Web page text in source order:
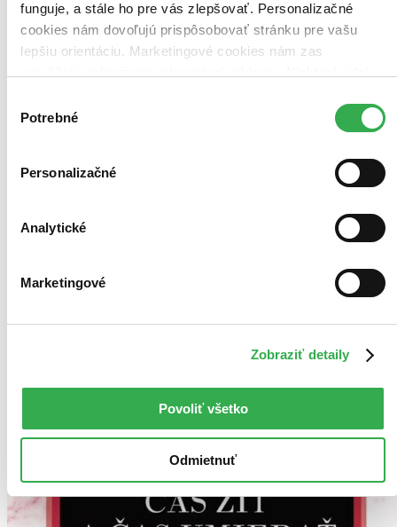
funguje, a stále ho pre vás zlepšovať. Personalizačné
cookies nám dovoľujú prispôsobovať stránku pre vašu
lepšiu orientáciu. Marketingové cookies nám zas
keby sme mohli používať všetky tieto cookies. Ďakujeme!
súhlasu
Potrebné
Personalizačné
Analytické
Marketingové
Zobraziť detaily
Povoliť všetko
Odmietnuť